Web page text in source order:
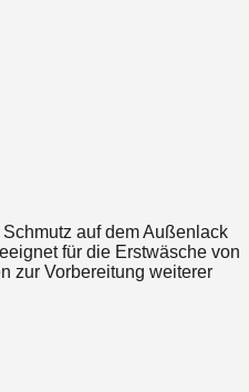
auf dem Außenlack
für die Erstwäsche von
zur Vorbereitung weiterer